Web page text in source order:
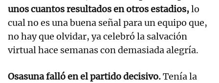
unos cuantos resultados en otros estadios,lo
cual no es una buena señal para un equipo que,
no hay que olvidar, ya celebró la salvación
virtual hace semanas con demasiada alegría.
Osasuna falló en el partido decisivo.Tenía la